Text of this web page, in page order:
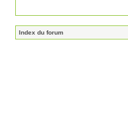
Index du forum